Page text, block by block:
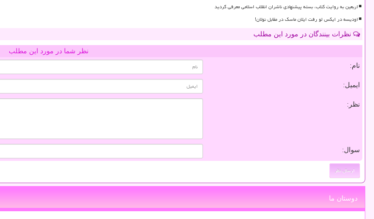
اربعین به روایت کتاب، بسته پیشنهادی ناشران انقلاب اسلامی معرفی گردید
اودیسه در ایکس لو رفت ایلان ماسک در مقابل نولان!
نظرات بینندگان در مورد این مطلب
نظر شما در مورد این مطلب
نام:
ایمیل:
نظر:
سوال:
دوستان ما